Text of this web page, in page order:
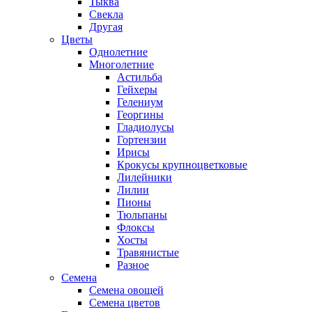
Свекла
Другая
Цветы
Однолетние
Многолетние
Астильба
Гейхеры
Гелениум
Георгины
Гладиолусы
Гортензии
Ирисы
Крокусы крупноцветковые
Лилейники
Лилии
Пионы
Тюльпаны
Флоксы
Хосты
Травянистые
Разное
Семена
Семена овощей
Семена цветов